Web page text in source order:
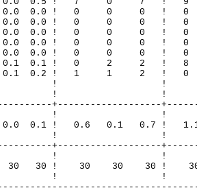
0.0 0.0 ! 0 0 0 ! 0
0.0 0.0 ! 0 0 0 !
0.0 0.0 ! 0 0 0 ! 0
0.0 0.0 ! 0 0 0 !
0.0 0.0 ! 0 0 0 ! 0
0.1 0.1 ! 0 2 2 !
0.1 0.2 ! 1 1 2 !
!
!
+-------------------
0.0 0.1 ! 0.6 0.1 0.7 !
!
+-------------------
!
30 30 ! 30 30
!